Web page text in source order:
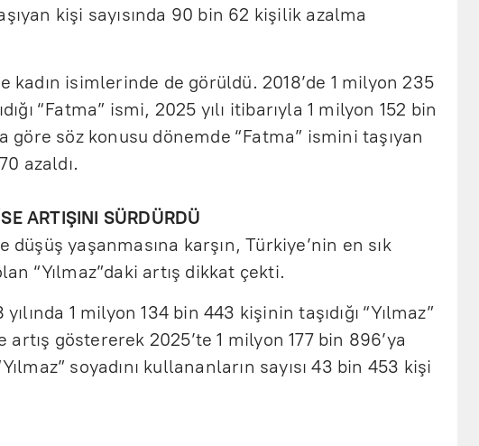
kişi sayısında 90 bin 62 kişilik azalma
kadın isimlerinde de görüldü. 2018’de 1 milyon 235
“Fatma” ismi, 2025 yılı itibarıyla 1 milyon 152 bin
göre söz konusu dönemde “Fatma” ismini taşıyan
azaldı.
ARTIŞINI SÜRDÜRDÜ
düşüş yaşanmasına karşın, Türkiye’nin en sık
“Yılmaz”daki artış dikkat çekti.
1 milyon 134 bin 443 kişinin taşıdığı “Yılmaz”
artış göstererek 2025’te 1 milyon 177 bin 896’ya
soyadını kullananların sayısı 43 bin 453 kişi